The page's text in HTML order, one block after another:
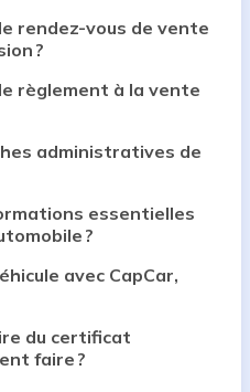
rendez-vous de vente
?
règlement à la vente
administratives de
essentielles
?
avec CapCar,
du certificat
faire ?